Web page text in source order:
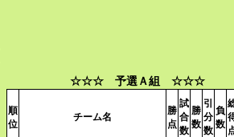
☆☆☆ 予選Ａ組 ☆☆☆
順
位
チーム名
勝
点
試
合
数
勝
数
引
分
数
負
数